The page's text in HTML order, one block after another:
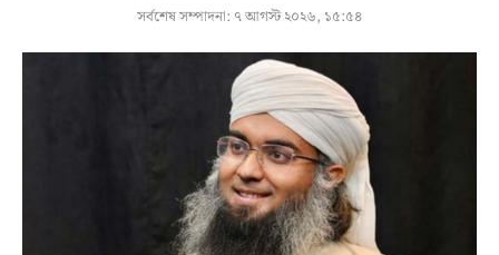
সর্বশেষ সম্পাদনা: ৭ আগস্ট ২০২৬, ১৫:৫৪